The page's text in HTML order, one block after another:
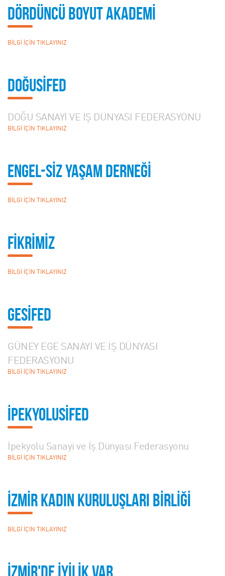
DÖRDÜNCÜ BOYUT AKADEMİ
BİLGİ İÇİN TIKLAYINIZ
DOĞUSİFED
DOĞU SANAYİ VE İŞ DÜNYASI FEDERASYONU
BİLGİ İÇİN TIKLAYINIZ
ENGEL-SİZ YAŞAM DERNEĞİ
BİLGİ İÇİN TIKLAYINIZ
FİKRİMİZ
BİLGİ İÇİN TIKLAYINIZ
GESİFED
GÜNEY EGE SANAYİ VE İŞ DÜNYASI
FEDERASYONU
BİLGİ İÇİN TIKLAYINIZ
İPEKYOLUSİFED
İpekyolu Sanayi ve İş Dünyası Federasyonu
BİLGİ İÇİN TIKLAYINIZ
İZMİR KADIN KURULUŞLARI BİRLİĞİ
BİLGİ İÇİN TIKLAYINIZ